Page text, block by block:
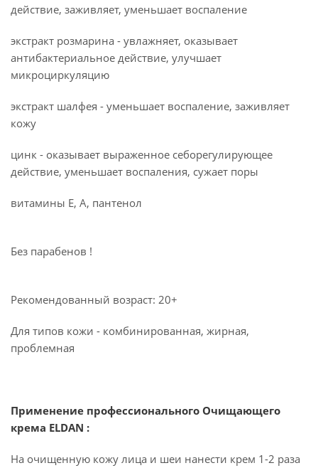
действие, заживляет, уменьшает воспаление
экстракт розмарина - увлажняет, оказывает
антибактериальное действие, улучшает
микроциркуляцию
экстракт шалфея - уменьшает воспаление, заживляет
кожу
цинк - оказывает выраженное себорегулирующее
действие, уменьшает воспаления, сужает поры
витамины Е, А, пантенол
Без парабенов !
Рекомендованный возраст: 20+
Для типов кожи - комбинированная, жирная,
проблемная
Применение профессионального Очищающего
крема ELDAN :
На очищенную кожу лица и шеи нанести крем 1-2 раза